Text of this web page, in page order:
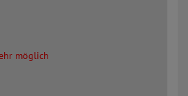
möglich